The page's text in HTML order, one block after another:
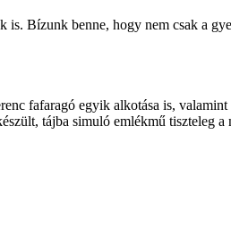
Bízunk benne, hogy nem csak a
fafaragó egyik alkotása is, valamint
tájba simuló emlékmű tiszteleg